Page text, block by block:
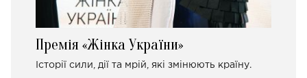
Премія «Жінка України»
Історії сили, дії та мрій, які змінюють країну.